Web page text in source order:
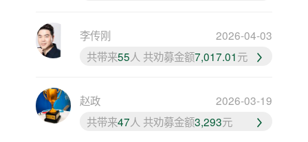
李传刚
2026-04-03
共带来55人 共劝募金额7,017.01元
赵政
2026-03-19
共带来47人 共劝募金额3,293元